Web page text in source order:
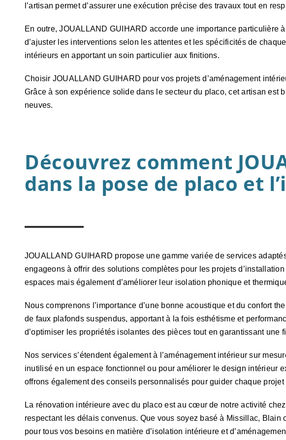
l’artisan permet d’assurer une exécution précise des travaux tout en
En outre, JOUALLAND GUIHARD accorde une importance
d’ajuster les interventions selon les attentes et les spécificités de
intérieurs en apportant un soin particulier aux finitions.
Choisir JOUALLAND GUIHARD pour vos projets d’aménagement
Grâce à son expérience solide dans le secteur du placo, cet artisan
neuves.
Découvrez comment
dans la pose de placo et
JOUALLAND GUIHARD propose une gamme variée de services
engageons à offrir des solutions complètes pour les projets
espaces mais également d’améliorer leur isolation phonique et
Nous comprenons l’importance d’une bonne acoustique et du confort
de faux plafonds suspendus, apportant à la fois esthétisme et
d’optimiser les propriétés isolantes des pièces tout en garantissant une
Nos services s’étendent également à l’aménagement intérieur sur
inutilisé en un espace fonctionnel ou pour améliorer le design intérieur
offrons également des conseils personnalisés pour guider chaque projet
La rénovation intérieure avec du placo est au cœur de notre activité
respectant les délais convenus. Que vous soyez basé à Missillac,
pour tous vos besoins en matière d’isolation intérieure et